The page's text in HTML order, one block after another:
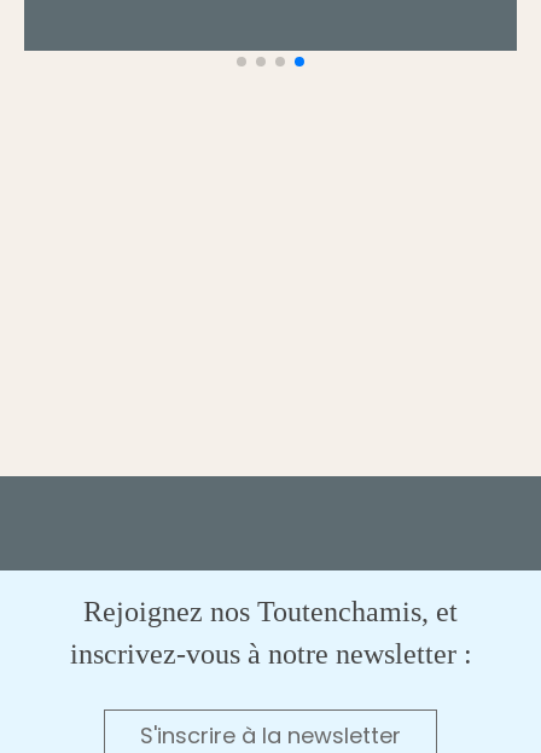
Rejoignez nos Toutenchamis, et
inscrivez-vous à notre newsletter :
S'inscrire à la newsletter